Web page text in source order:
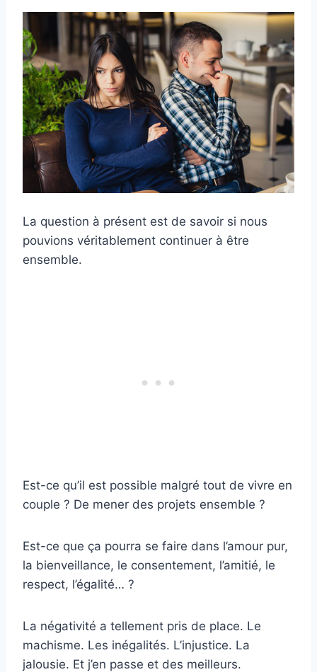
La question à présent est de savoir si nous
pouvions véritablement continuer à être
ensemble.
Est-ce qu’il est possible malgré tout de vivre en
couple ? De mener des projets ensemble ?
Est-ce que ça pourra se faire dans l’amour pur,
la bienveillance, le consentement, l’amitié, le
respect, l’égalité… ?
La négativité a tellement pris de place. Le
machisme. Les inégalités. L’injustice. La
jalousie. Et j’en passe et des meilleurs.